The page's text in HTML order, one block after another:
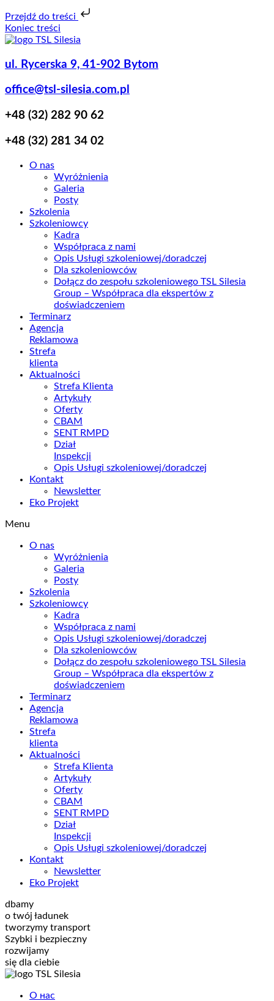
Przejdź do treści
Koniec treści
ul. Rycerska 9, 41-902 Bytom
office@tsl-silesia.com.pl
+48 (32) 282 90 62
+48 (32) 281 34 02
O nas
Wyróżnienia
Galeria
Posty
Szkolenia
Szkoleniowcy
Kadra
Współpraca z nami
Opis Usługi szkoleniowej/doradczej
Dla szkoleniowców
Dołącz do zespołu szkoleniowego TSL Silesia
Group – Współpraca dla ekspertów z
doświadczeniem
Terminarz
Agencja
Reklamowa
Strefa
klienta
Aktualności
Strefa Klienta
Artykuły
Oferty
CBAM
SENT RMPD
Dział
Inspekcji
Opis Usługi szkoleniowej/doradczej
Kontakt
Newsletter
Eko Projekt
Menu
O nas
Wyróżnienia
Galeria
Posty
Szkolenia
Szkoleniowcy
Kadra
Współpraca z nami
Opis Usługi szkoleniowej/doradczej
Dla szkoleniowców
Dołącz do zespołu szkoleniowego TSL Silesia
Group – Współpraca dla ekspertów z
doświadczeniem
Terminarz
Agencja
Reklamowa
Strefa
klienta
Aktualności
Strefa Klienta
Artykuły
Oferty
CBAM
SENT RMPD
Dział
Inspekcji
Opis Usługi szkoleniowej/doradczej
Kontakt
Newsletter
Eko Projekt
dbamy
o twój ładunek
tworzymy transport
Szybki i bezpieczny
rozwijamy
się dla ciebie
О нас